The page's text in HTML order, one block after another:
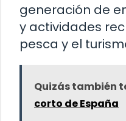
generación de
y actividades
pesca y el
Quizás también
corto de España